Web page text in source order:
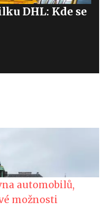
DHL: Kde se
automobilů,
možnosti